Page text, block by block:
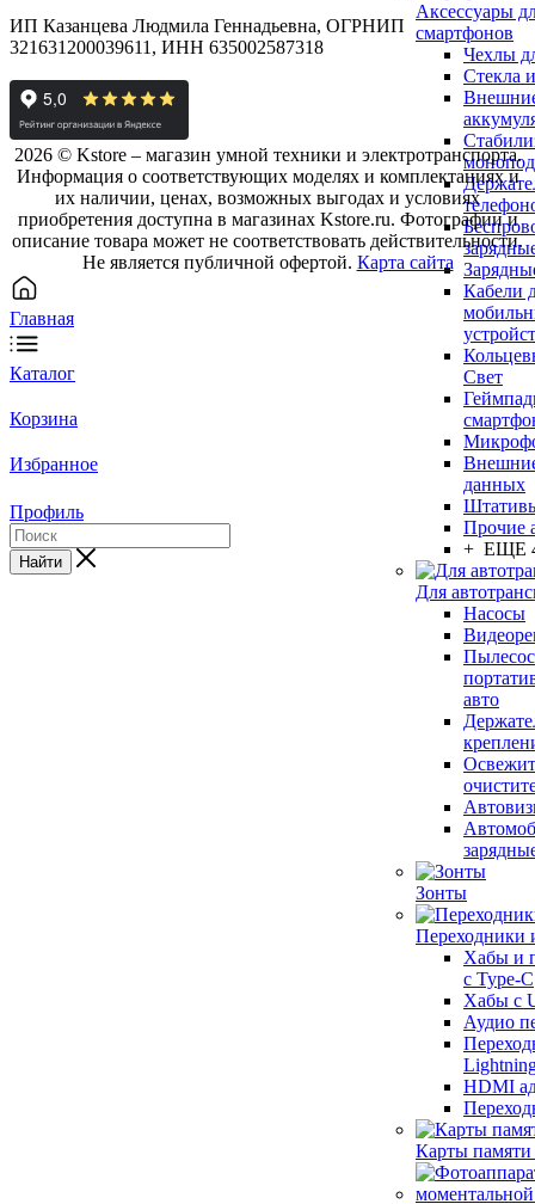
Аксессуары
смартфонов
Чехлы
Стекла
Кабели
Свет
данных
Прочие
+ ЕЩЕ
Для
Насосы
авто
Зонты
Переходники
Хабы и
с Type-C
Хабы с
Аудио
HDMI
Карты
ИП Казанцева Людмила Геннадьевна, ОГРНИП
321631200039611, ИНН 635002587318
2026 © Kstore – магазин умной техники и электротранспорта.
Информация о соответствующих моделях и комплектациях и
их наличии, ценах, возможных выгодах и условиях
приобретения доступна в магазинах Kstore.ru. Фотографии и
описание товара может не соответствовать действительности.
Не является публичной офертой. Карта сайта
Главная
Каталог
Корзина
Избранное
Профиль
Найти